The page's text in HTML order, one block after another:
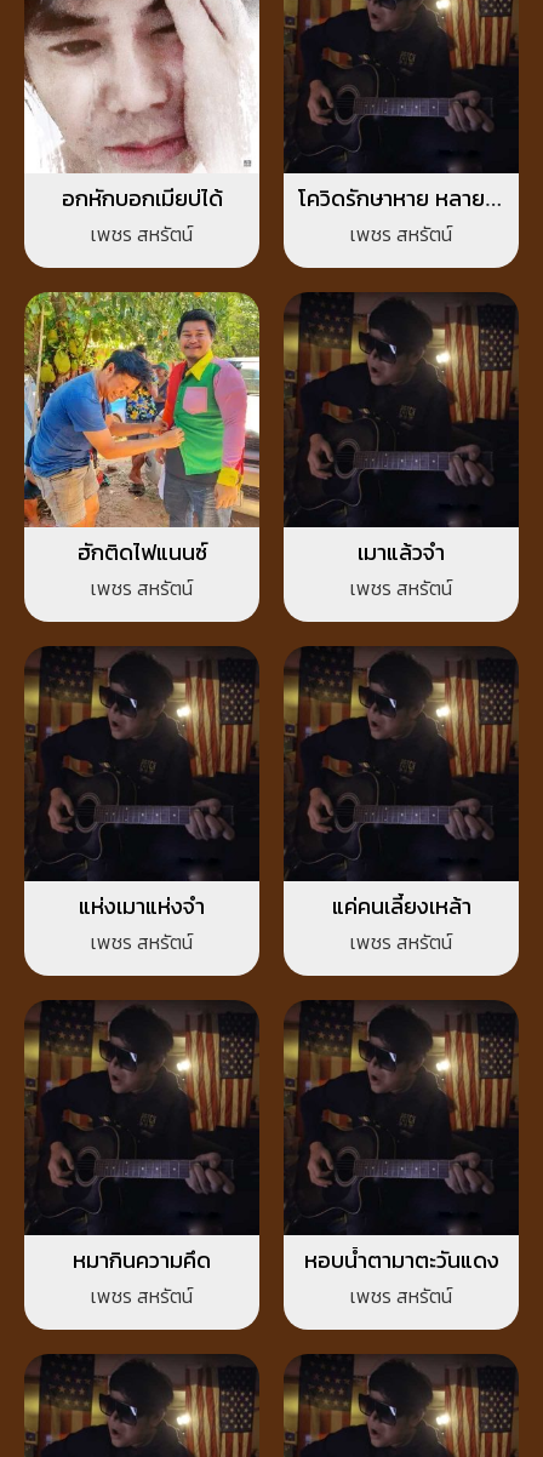
อกหักบอกเมียบ่ได้
เพชร สหรัตน์
โควิดรักษาหาย หลายใจ
รักษายาก
เพชร สหรัตน์
ฮักติดไฟแนนซ์
เพชร สหรัตน์
เมาแล้วจำ
เพชร สหรัตน์
แห่งเมาแห่งจำ
เพชร สหรัตน์
แค่คนเลี้ยงเหล้า
เพชร สหรัตน์
หมากินความคึด
เพชร สหรัตน์
หอบน้ำตามาตะวันแดง
เพชร สหรัตน์